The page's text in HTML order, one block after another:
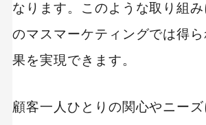
なります。このような取り組
のマスマーケティングでは得
果を実現できます。
顧客一人ひとりの関心やニー